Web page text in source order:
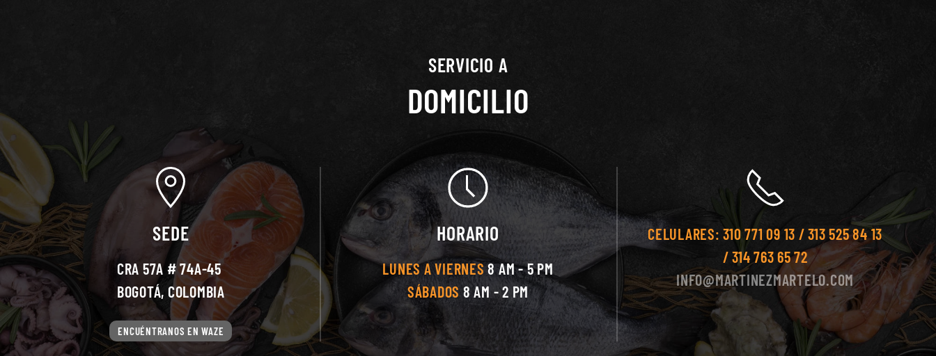
SERVICIO A
DOMICILIO
SEDE
CRA 57A # 74A-45
BOGOTÁ, COLOMBIA
ENCUÉNTRANOS EN WAZE
HORARIO
LUNES A VIERNES8 AM - 5 PM
SÁBADOS 8 AM - 2 PM
CELULARES: 310 771 09 13 / 313 525 84 13
/ 314 763 65 72
INFO@MARTINEZMARTELO.COM